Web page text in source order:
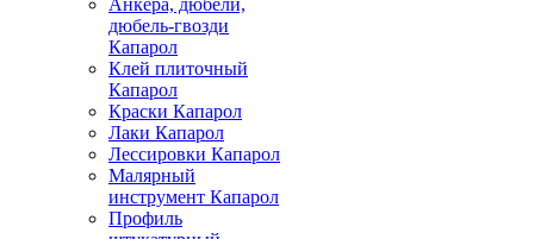
Анкера, дюбели,
дюбель-гвозди
Капарол
Клей плиточный
Капарол
Краски Капарол
Лаки Капарол
Лессировки Капарол
Малярный
инструмент Капарол
Профиль